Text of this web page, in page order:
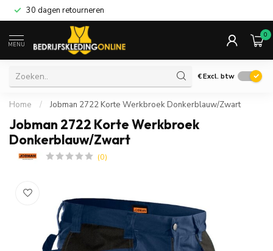
30 dagen retourneren
MENU
0
€Excl. btw
Home / Jobman 2722 Korte Werkbroek Donkerblauw/Zwart
Jobman 2722 Korte Werkbroek
Donkerblauw/Zwart
(0)